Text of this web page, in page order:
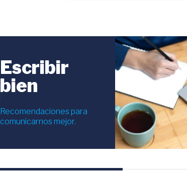
Escribir
bien
Recomendaciones para
comunicarnos mejor.